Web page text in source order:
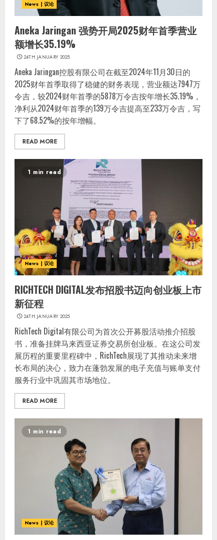
News | 议论
Aneka Jaringan 强势开局2025财年首季营业
额增长35.19%
24TH JANUARY 2025
Aneka Jaringan控股有限公司在截至2024年11月30日的
2025财年首季取得了稳健的财务表现，营业额达7947万
令吉，较2024财年首季的5878万令吉按年增长35.19%，
净利从2024财年首季的139万令吉提高至233万令吉，写
下了68.52%的按年增幅。
READ MORE
1 min read
News | 议论
RICHTECH DIGITAL发布招股书迈向创业板上市
新征程
24TH JANUARY 2025
RichTech Digital有限公司为首次公开募股活动推介招股
书，准备挂牌马来西亚证券交易所创业板。在这公司发
展历程的重要里程碑中，RichTech展现了其推动未来增
长布局的决心，致力在蓬勃发展的电子充值与账单支付
服务行业中巩固其市场地位。
READ MORE
1 min read
News | 议论